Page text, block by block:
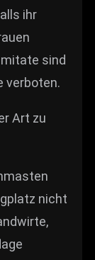
ihr
sind
verboten.
Art zu
nicht